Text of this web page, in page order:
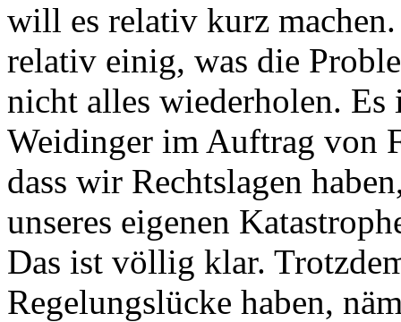
will es relativ kurz
relativ einig, was die
nicht alles wiederholen.
Weidinger im Auftrag von
dass wir Rechtslagen
unseres eigenen
Das ist völlig klar.
Regelungslücke haben,